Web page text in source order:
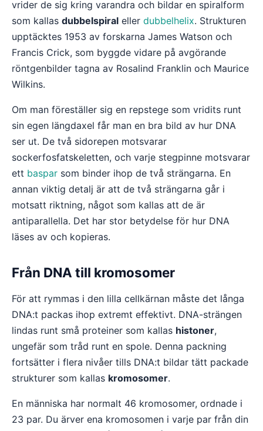
vrider de sig kring varandra och bildar en spiralform
som kallas dubbelspiral eller dubbelhelix. Strukturen
upptäcktes 1953 av forskarna James Watson och
Francis Crick, som byggde vidare på avgörande
röntgenbilder tagna av Rosalind Franklin och Maurice
Wilkins.
Om man föreställer sig en repstege som vridits runt
sin egen längdaxel får man en bra bild av hur DNA
ser ut. De två sidorepen motsvarar
sockerfosfatskeletten, och varje stegpinne motsvarar
ett baspar som binder ihop de två strängarna. En
annan viktig detalj är att de två strängarna går i
motsatt riktning, något som kallas att de är
antiparallella. Det har stor betydelse för hur DNA
läses av och kopieras.
Från DNA till kromosomer
För att rymmas i den lilla cellkärnan måste det långa
DNA:t packas ihop extremt effektivt. DNA-strängen
lindas runt små proteiner som kallas histoner,
ungefär som tråd runt en spole. Denna packning
fortsätter i flera nivåer tills DNA:t bildar tätt packade
strukturer som kallas kromosomer.
En människa har normalt 46 kromosomer, ordnade i
23 par. Du ärver ena kromosomen i varje par från din